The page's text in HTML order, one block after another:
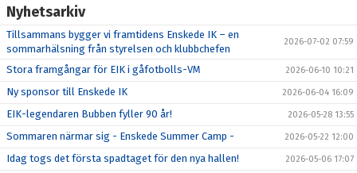
Nyhetsarkiv
Tillsammans bygger vi framtidens Enskede IK – en
sommarhälsning från styrelsen och klubbchefen
2026-07-02 07:59
Stora framgångar för EIK i gåfotbolls-VM 2026-06-10 10:21
Ny sponsor till Enskede IK 2026-06-04 16:09
EIK-legendaren Bubben fyller 90 år! 2026-05-28 13:55
Sommaren närmar sig - Enskede Summer Camp - 2026-05-22 12:00
Idag togs det första spadtaget för den nya hallen! 2026-05-06 17:07